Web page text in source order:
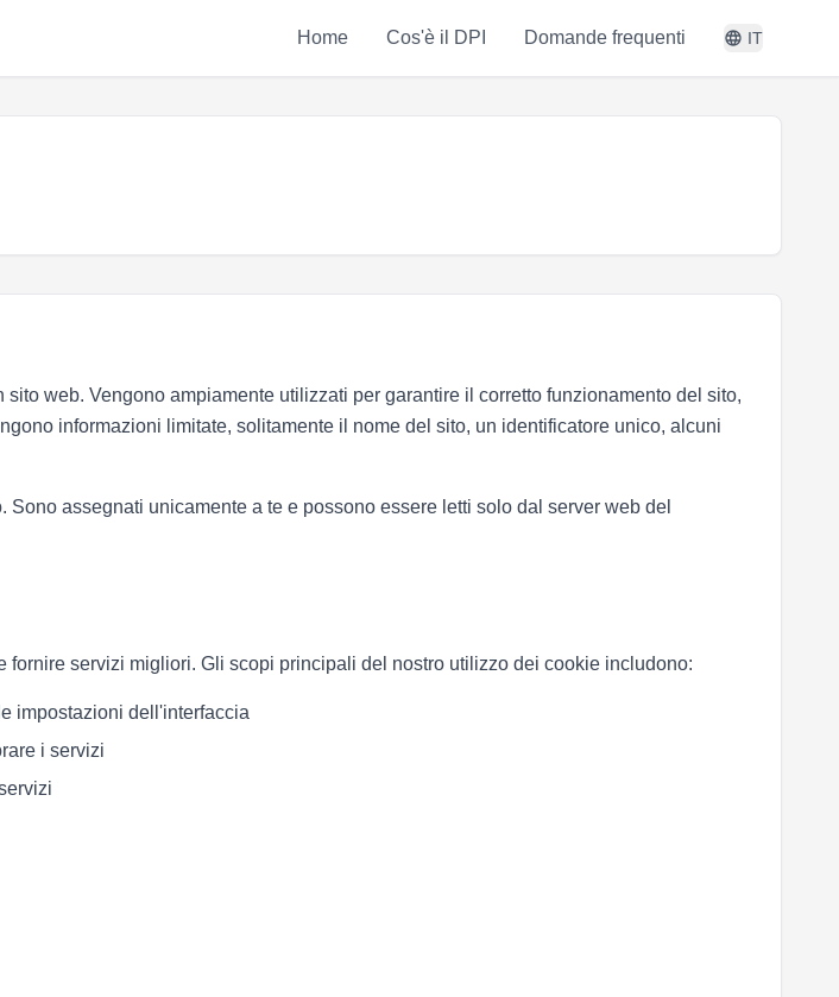
Home Cos'è il DPI Domande frequenti IT
web. Vengono ampiamente utilizzati per garantire il corretto funzionamento del sito,
informazioni limitate, solitamente il nome del sito, un identificatore unico, alcuni
assegnati unicamente a te e possono essere letti solo dal server web del
servizi migliori. Gli scopi principali del nostro utilizzo dei cookie includono:
impostazioni dell'interfaccia
i servizi